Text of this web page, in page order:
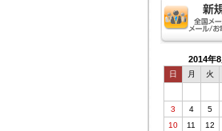
2014年
日 月 火
3
4 5
10
11 12